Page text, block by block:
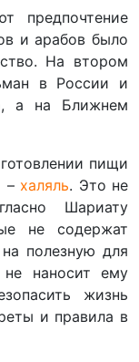
предпочтение
и арабов было
На втором
в России и
а на Ближнем
пищи
– халяль. Это не
Шариату
не содержат
полезную для
не наносит ему
жизнь
и правила в